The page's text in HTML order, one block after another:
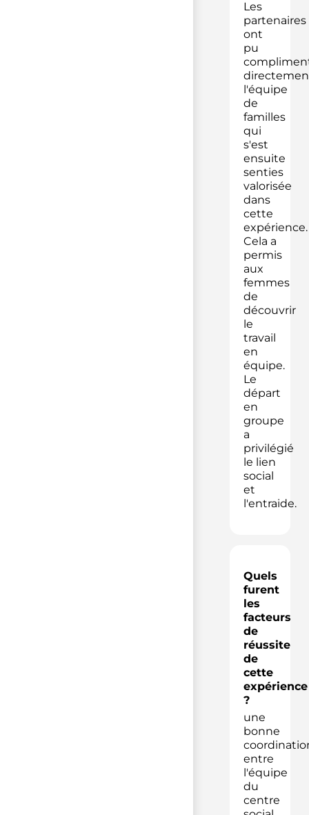
Les
partenaires
ont
pu
l'équipe
de
familles
qui
s'est
ensuite
senties
valorisée
dans
cette
expérience.
Cela a
permis
aux
femmes
de
découvrir
le
travail
en
équipe.
Le
départ
en
groupe
a
privilégié
le lien
social
et
l'entraide.
Quels
furent
les
facteurs
de
réussite
de
cette
expérience
?
une
bonne
entre
l'équipe
du
centre